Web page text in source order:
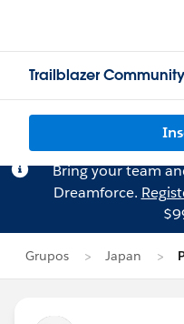
Trailblazer Community
Bring your team
Dreamforce.
Grupos Japan